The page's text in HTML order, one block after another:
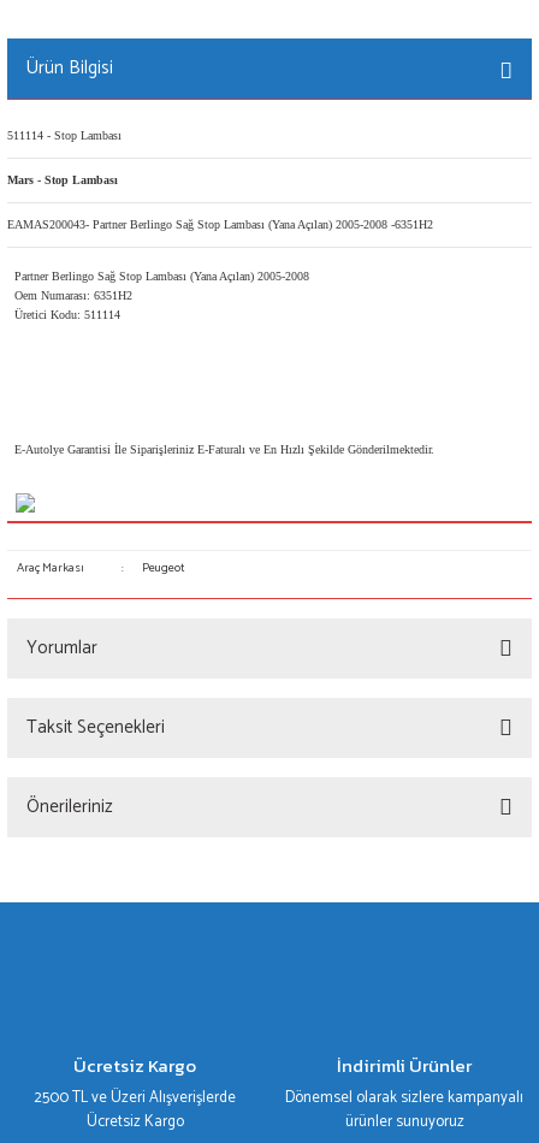
Ürün Bilgisi
511114 - Stop Lambası
Mars - Stop Lambası
EAMAS200043- Partner Berlingo Sağ Stop Lambası (Yana Açılan) 2005-2008 -6351H2
Partner Berlingo Sağ Stop Lambası (Yana Açılan) 2005-2008
Oem Numarası: 6351H2
Üretici Kodu: 511114
E-Autolye Garantisi İle Siparişleriniz E-Faturalı ve En Hızlı Şekilde Gönderilmektedir.
Araç Markası : Peugeot
Yorumlar
Taksit Seçenekleri
Önerileriniz
gördüğünüz noktaları öneri formunu kullanarak tarafımıza iletebilirsiniz.
Ürün fiyatı diğer sitelerden daha pahalı.
Bu ürüne benzer farklı alternatifler olmalı.
Ücretsiz Kargo
2500 TL ve Üzeri Alışverişlerde
Ücretsiz Kargo
İndirimli Ürünler
Dönemsel olarak sizlere kampanyalı
ürünler sunuyoruz